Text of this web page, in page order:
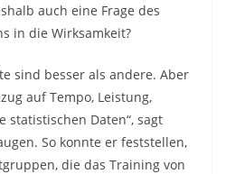
auch eine Frage des
in die Wirksamkeit?
sind besser als andere. Aber
auf Tempo, Leistung,
statistischen Daten“, sagt
So konnte er feststellen,
die das Training von